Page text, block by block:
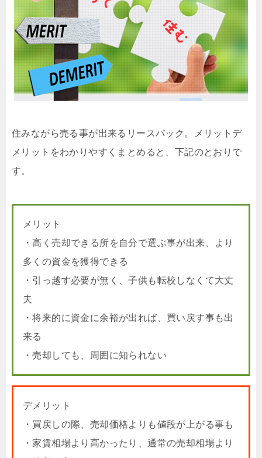
住みながら売る事が出来るリースバック。メリットデ
メリットをわかりやすくまとめると、下記のとおりで
す。
メリット
・高く売却できる所を自分で選ぶ事が出来、より
多くの資金を獲得できる
・引っ越す必要が無く、子供も転校しなくて大丈
夫
・将来的に資金に余裕が出れば、買い戻す事も出
来る
・売却しても、周囲に知られない
デメリット
・買戻しの際、売却価格よりも値段が上がる事も
・家賃相場より高かったり、通常の売却相場より